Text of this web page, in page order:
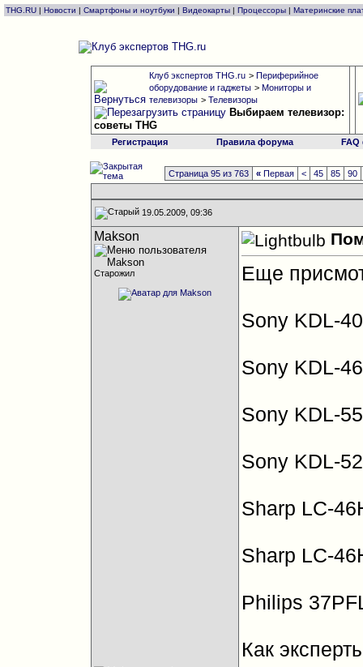
THG.RU | Новости | Смартфоны и ноутбуки | Видеокарты | Процессоры | Материнские
Клуб экспертов THG.ru > Периферийное
оборудование и гаджеты > Мониторы и
телевизоры > Телевизоры
Выбираем телевизор:
советы THG
Регистрация Правила форума
Страница 95 из 763 « Первая < 45 85 90
19.05.2009, 09:36
Makson
Старожил Еще
Sony KDL-
Sony KDL-
Sony KDL-
Sony KDL-
Sharp LC-
Sharp LC-
Philips
Как